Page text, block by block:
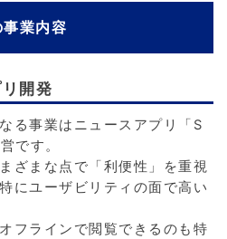
業内容
開発
る事業はニュースアプリ「S
です。
ざまな点で「利便性」を重視
にユーザビリティの面で高い
フラインで閲覧できるのも特